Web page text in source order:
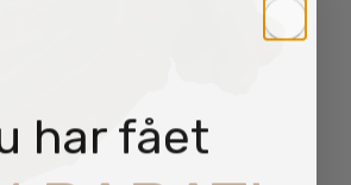
har fået